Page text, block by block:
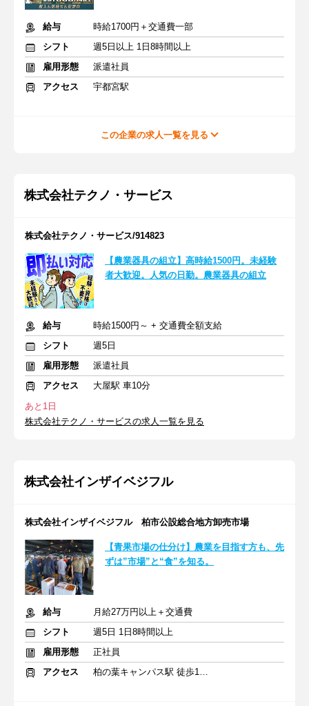
給与
時給1700円＋交通費一部
シフト
週5日以上 1日8時間以上
雇用形態
派遣社員
アクセス
宇都宮駅
この企業の求人一覧を見る
株式会社テクノ・サービス
株式会社テクノ・サービス/914823
【農業器具の組立】高時給1500円。未経験
者大歓迎。人気の日勤。農業器具の組立
給与
時給1500円～ + 交通費全額支給
シフト
週5日
雇用形態
派遣社員
アクセス
大屋駅 車10分
あと1日
株式会社テクノ・サービスの求人一覧を見る
株式会社インザイベジフル
株式会社インザイベジフル 柏市公設総合地方卸売市場
【青果市場の仕分け】農業を目指す方も、先
ずは”市場”と“食”を知る。
給与
月給27万円以上＋交通費
シフト
週5日 1日8時間以上
雇用形態
正社員
アクセス
柏の葉キャンパス駅 徒歩15分